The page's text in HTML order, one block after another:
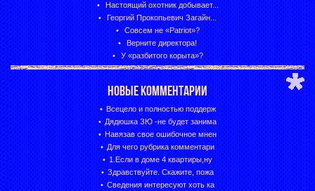
Настоящий охотник добывает...
Георгий Прокопьевич Загайн...
Совсем не «Patriot»?
Верните директора!
У «разбитого корыта»?
НОВЫЕ КОММЕНТАРИИ
Всецело и полностью поддерж
Дядюшка ЗЮ -не будет занима
Навязав свое ошибочное мнен
Для чего рубрика комментари
1.Если в доме 4 квартиры,ну
Здравствуйте. Скажите, пожа
Сведения интересуют хоть ка